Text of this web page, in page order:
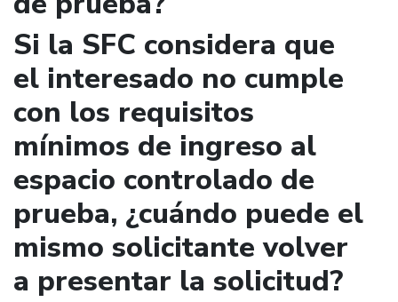
Si la SFC considera que
el interesado no cumple
con los requisitos
mínimos de ingreso al
espacio controlado de
prueba, ¿cuándo puede el
mismo solicitante volver
a presentar la solicitud?